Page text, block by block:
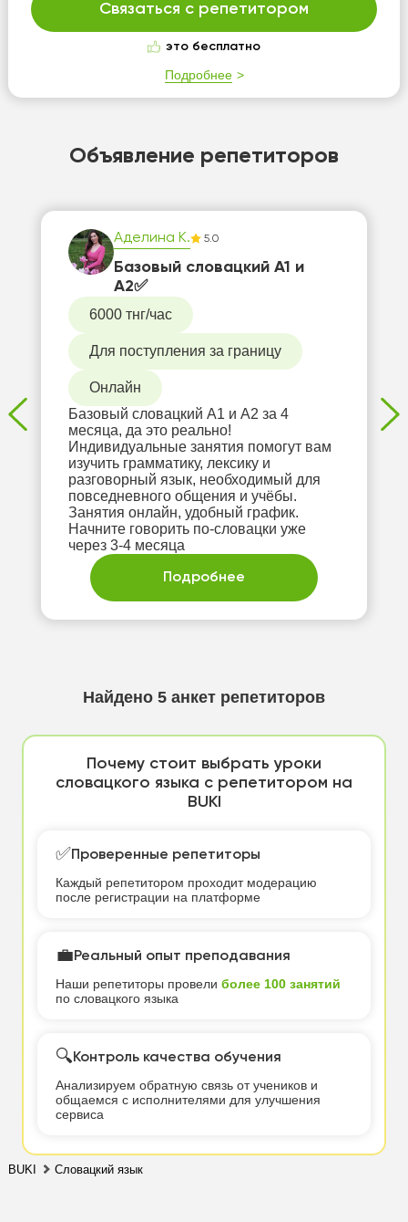
Связаться с репетитором
это бесплатно
Подробнее
Объявление репетиторов
Аделина К. 5.0
Базовый словацкий А1 и
А2✅
6000 тнг/час
Для поступления за границу
Онлайн
Базовый словацкий А1 и А2 за 4
месяца, да это реально!
Индивидуальные занятия помогут вам
изучить грамматику, лексику и
разговорный язык, необходимый для
повседневного общения и учёбы.
Занятия онлайн, удобный график.
Начните говорить по-словацки уже
через 3-4 месяца
Подробнее
Найдено 5 анкет репетиторов
Почему стоит выбрать уроки
словацкого языка с репетитором на
BUKI
✅Проверенные репетиторы
Каждый репетитором проходит модерацию
после регистрации на платформе
💼Реальный опыт преподавания
Наши репетиторы провели более 100 занятий
по словацкого языка
🔍Контроль качества обучения
Анализируем обратную связь от учеников и
общаемся с исполнителями для улучшения
сервиса
BUKI Словацкий язык